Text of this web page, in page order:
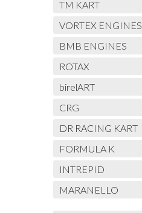
TM KART
VORTEX ENGINES
BMB ENGINES
ROTAX
birelART
CRG
DR RACING KART
FORMULA K
INTREPID
MARANELLO